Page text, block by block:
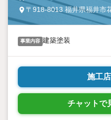
〒918-8013 福井県福井市
事業内容 建築塗装
施工
チャットで